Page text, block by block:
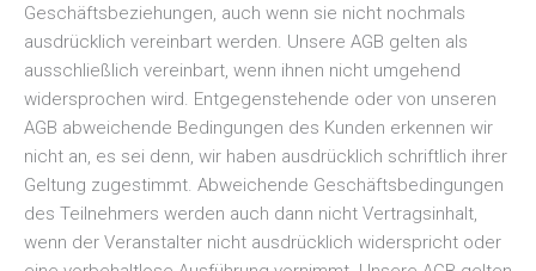
Geschäftsbeziehungen, auch wenn sie nicht nochmals
ausdrücklich vereinbart werden. Unsere AGB gelten als
ausschließlich vereinbart, wenn ihnen nicht umgehend
widersprochen wird. Entgegenstehende oder von unseren
AGB abweichende Bedingungen des Kunden erkennen wir
nicht an, es sei denn, wir haben ausdrücklich schriftlich ihrer
Geltung zugestimmt. Abweichende Geschäftsbedingungen
des Teilnehmers werden auch dann nicht Vertragsinhalt,
wenn der Veranstalter nicht ausdrücklich widerspricht oder